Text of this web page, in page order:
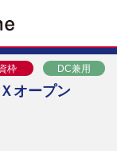
枠 DC兼用
オープン